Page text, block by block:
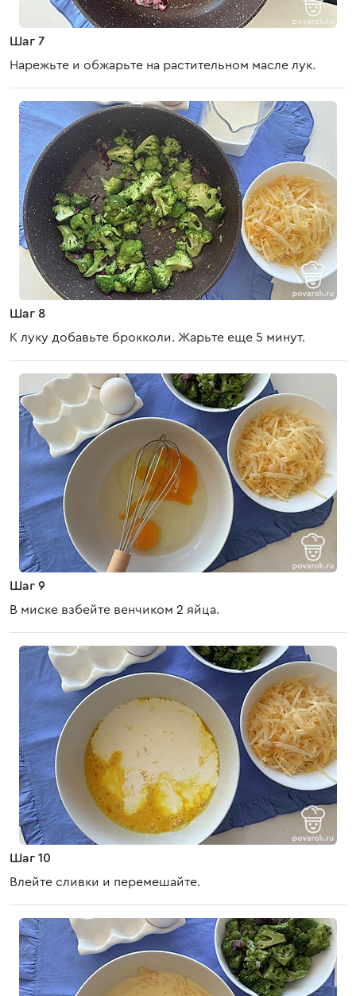
Шаг 7
Нарежьте и обжарьте на растительном масле лук.
Шаг 8
К луку добавьте брокколи. Жарьте еще 5 минут.
Шаг 9
В миске взбейте венчиком 2 яйца.
Шаг 10
Влейте сливки и перемешайте.